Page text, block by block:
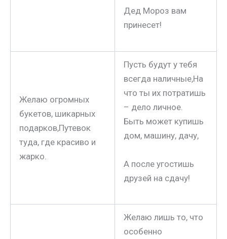
Дед Мороз вам
принесет!
Желаю огромных
букетов, шикарных
подарков,Путевок
туда, где красиво и
жарко.
Пусть будут у тебя
всегда наличные,На
что ты их потратишь
– дело личное.
Быть может купишь
дом, машину, дачу,
А после угостишь
друзей на сдачу!
Желаю лишь то, что
особенно